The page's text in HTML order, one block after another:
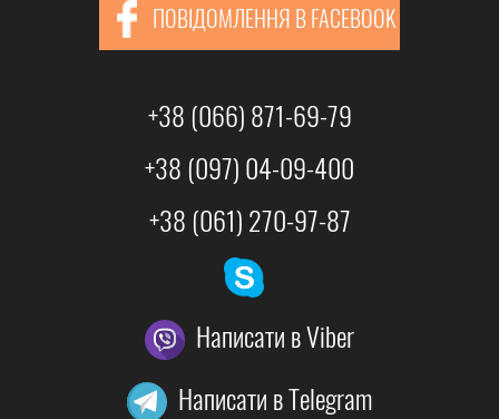
ПОВІДОМЛЕННЯ В FACEBOOK
+38 (066) 871-69-79
+38 (097) 04-09-400
+38 (061) 270-97-87
Написати в Viber
Написати в Telegram